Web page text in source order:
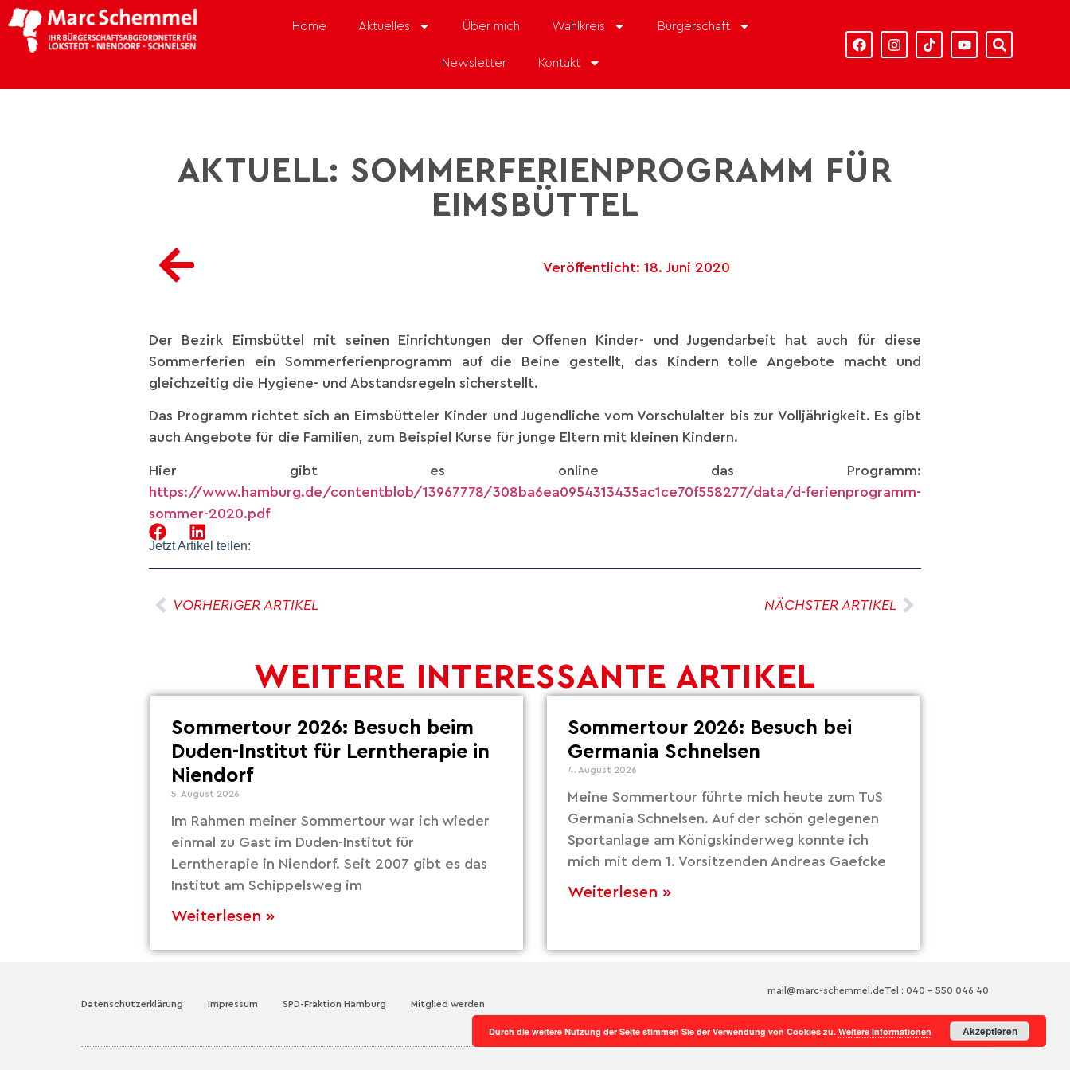
Home Aktuelles Über mich Wahlkreis Bürgerschaft
Newsletter Kontakt
AKTUELL: SOMMERFERIENPROGRAMM FÜR
EIMSBÜTTEL
Veröffentlicht: 18. Juni 2020
Der Bezirk Eimsbüttel mit seinen Einrichtungen der Offenen Kinder- und Jugendarbeit hat auch für diese
Sommerferien ein Sommerferienprogramm auf die Beine gestellt, das Kindern tolle Angebote macht und
gleichzeitig die Hygiene- und Abstandsregeln sicherstellt.
Das Programm richtet sich an Eimsbütteler Kinder und Jugendliche vom Vorschulalter bis zur Volljährigkeit. Es gibt
auch Angebote für die Familien, zum Beispiel Kurse für junge Eltern mit kleinen Kindern.
Hier gibt es online das Programm:
https://www.hamburg.de/contentblob/13967778/308ba6ea0954313435ac1ce70f558277/data/d-ferienprogramm-
sommer-2020.pdf
Jetzt Artikel teilen:
VORHERIGER ARTIKEL NÄCHSTER ARTIKEL
WEITERE INTERESSANTE ARTIKEL
Sommertour 2026: Besuch beim
Duden-Institut für Lerntherapie in
Niendorf
5. August 2026
Im Rahmen meiner Sommertour war ich wieder
einmal zu Gast im Duden-Institut für
Lerntherapie in Niendorf. Seit 2007 gibt es das
Institut am Schippelsweg im
Weiterlesen »
Sommertour 2026: Besuch bei
Germania Schnelsen
4. August 2026
Meine Sommertour führte mich heute zum TuS
Germania Schnelsen. Auf der schön gelegenen
Sportanlage am Königskinderweg konnte ich
mich mit dem 1. Vorsitzenden Andreas Gaefcke
Weiterlesen »
Datenschutzerklärung Impressum SPD-Fraktion Hamburg Mitglied werden
Tel.: 040 – 550 046 40
mail@marc-schemmel.de
Durch die weitere Nutzung der Seite stimmen Sie der Verwendung von Cookies zu. Weitere Informationen Akzeptieren